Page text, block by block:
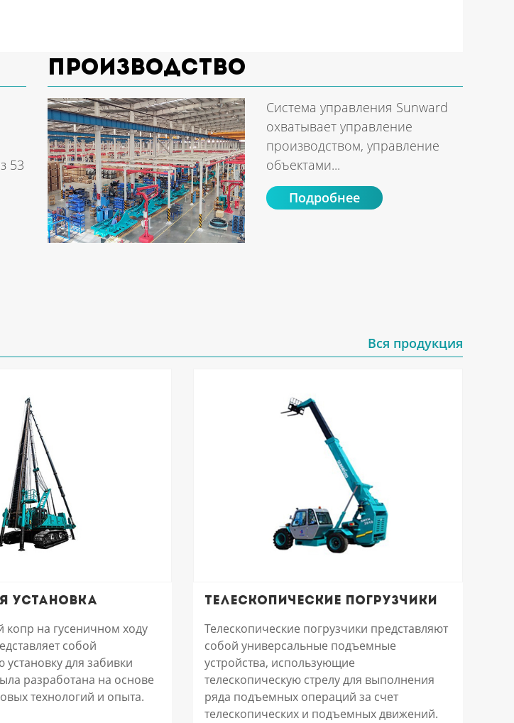
53
Производство
Система управления Sunward
охватывает управление
производством, управление
объектами...
Подробнее
Вся продукция
установка
копр на гусеничном ходу
собой
для забивки
разработана на основе
технологий и опыта.
Телескопические погрузчики
Телескопические погрузчики представляют
собой универсальные подъемные
устройства, использующие
телескопическую стрелу для выполнения
ряда подъемных операций за счет
телескопических и подъемных движений.